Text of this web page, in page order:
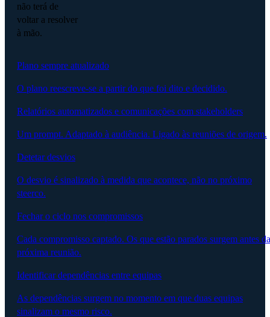
não terá de
voltar a resolver
à mão.
Plano sempre atualizado
O plano reescreve-se a partir do que foi dito e decidido.
Relatórios automatizados e comunicações com stakeholders
Um prompt. Adaptado à audiência. Ligado às reuniões de origem.
Detetar desvios
O desvio é sinalizado à medida que acontece, não no próximo
steerco.
Fechar o ciclo nos compromissos
Cada compromisso captado. Os que estão parados surgem antes da
próxima reunião.
Identificar dependências entre equipas
As dependências surgem no momento em que duas equipas
sinalizam o mesmo risco.